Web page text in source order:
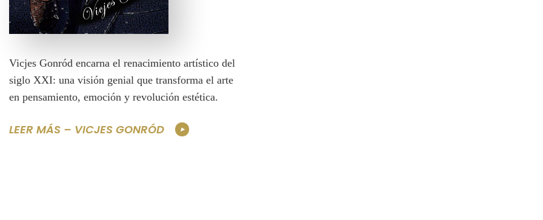
Vicjes Gonród encarna el renacimiento artístico del
siglo XXI: una visión genial que transforma el arte
en pensamiento, emoción y revolución estética.
LEER MÁS – VICJES GONRÓD